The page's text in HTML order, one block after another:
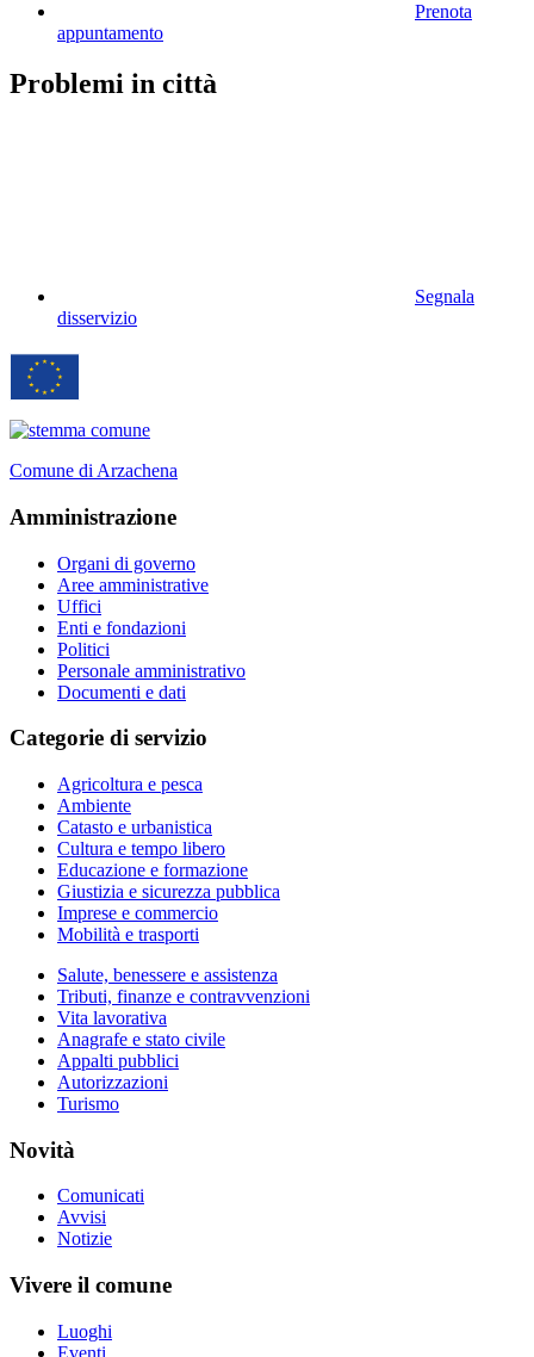
Prenota
appuntamento
Problemi in città
Segnala
disservizio
Comune di Arzachena
Amministrazione
Organi di governo
Aree amministrative
Uffici
Enti e fondazioni
Politici
Personale amministrativo
Documenti e dati
Categorie di servizio
Agricoltura e pesca
Ambiente
Catasto e urbanistica
Cultura e tempo libero
Educazione e formazione
Giustizia e sicurezza pubblica
Imprese e commercio
Mobilità e trasporti
Salute, benessere e assistenza
Tributi, finanze e contravvenzioni
Vita lavorativa
Anagrafe e stato civile
Appalti pubblici
Autorizzazioni
Turismo
Novità
Comunicati
Avvisi
Notizie
Vivere il comune
Luoghi
Eventi